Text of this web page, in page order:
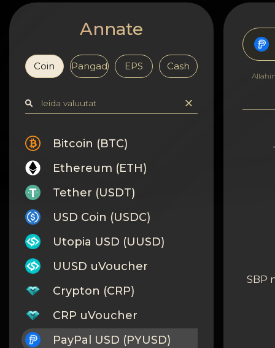
Reeglid
AML/CFT
Konfidentsiaalsus
Kontaktid
Wiki
FAQ
Maine
Saidi kaart
Annate
Coin Pangad EPS Cash
Bitcoin (BTC)
Ethereum (ETH)
Tether (USDT)
USD Coin (USDC)
Utopia USD (UUSD)
UUSD uVoucher
Crypton (CRP)
CRP uVoucher
PayPal USD (PYUSD)
SBP